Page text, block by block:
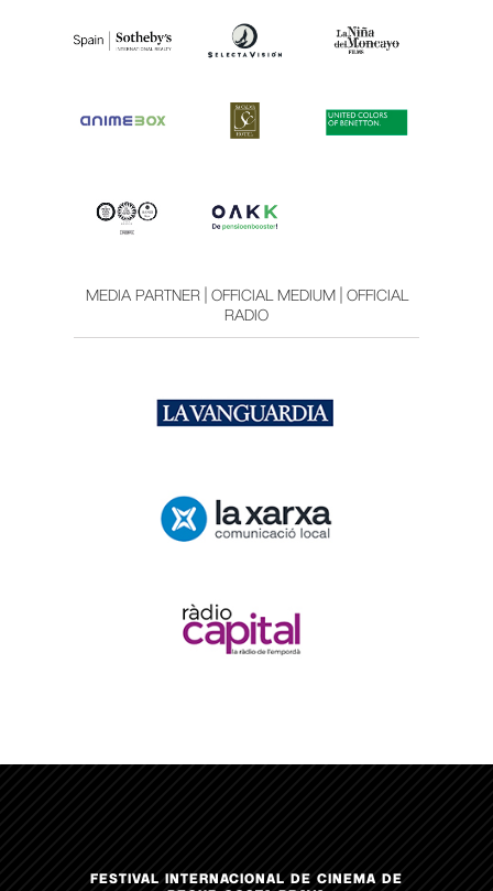
MEDIA PARTNER | OFFICIAL MEDIUM | OFFICIAL
RADIO
FESTIVAL INTERNACIONAL DE CINEMA DE